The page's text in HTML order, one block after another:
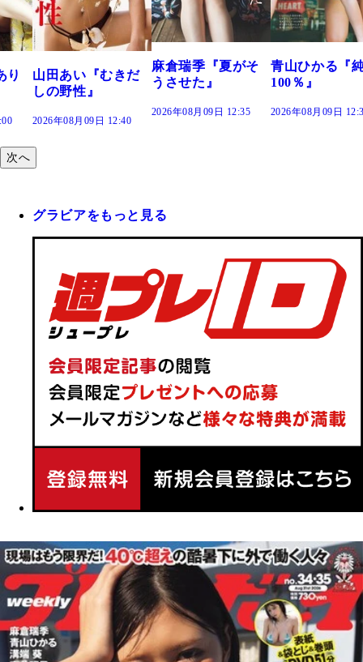
だ
麻倉瑞季『夏がそ
うさせた』
青山ひかる『純度
100％』
2026年08月09日 12:30
で。』
2026年08月09日
次へ
グラビアをもっと見る